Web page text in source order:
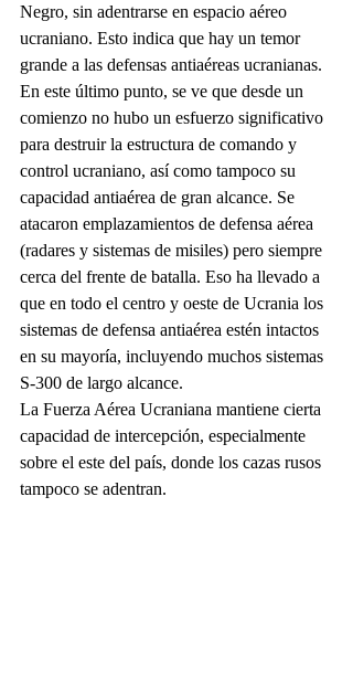
Negro, sin adentrarse en espacio aéreo
ucraniano. Esto indica que hay un temor
grande a las defensas antiaéreas ucranianas.
En este último punto, se ve que desde un
comienzo no hubo un esfuerzo significativo
para destruir la estructura de comando y
control ucraniano, así como tampoco su
capacidad antiaérea de gran alcance. Se
atacaron emplazamientos de defensa aérea
(radares y sistemas de misiles) pero siempre
cerca del frente de batalla. Eso ha llevado a
que en todo el centro y oeste de Ucrania los
sistemas de defensa antiaérea estén intactos
en su mayoría, incluyendo muchos sistemas
S-300 de largo alcance.
La Fuerza Aérea Ucraniana mantiene cierta
capacidad de intercepción, especialmente
sobre el este del país, donde los cazas rusos
tampoco se adentran.